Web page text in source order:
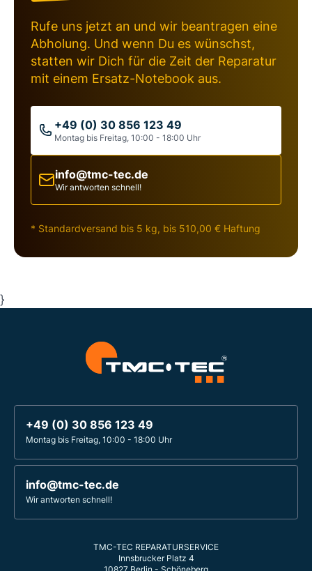
Rufe uns jetzt an und wir beantragen eine
Abholung. Und wenn Du es wünschst,
statten wir Dich für die Zeit der Reparatur
mit einem Ersatz-Notebook aus.
+49 (0) 30 856 123 49
Montag bis Freitag, 10:00 - 18:00 Uhr
info@tmc-tec.de
Wir antworten schnell!
* Standardversand bis 5 kg, bis 510,00 € Haftung
}
+49 (0) 30 856 123 49
Montag bis Freitag, 10:00 - 18:00 Uhr
info@tmc-tec.de
Wir antworten schnell!
TMC-TEC REPARATURSERVICE
Innsbrucker Platz 4